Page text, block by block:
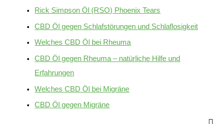
Rick Simpson Öl (RSO) Phoenix Tears
CBD Öl gegen Schlafstörungen und Schlaflosigkeit
Welches CBD Öl bei Rheuma
CBD Öl gegen Rheuma – natürliche Hilfe und
Erfahrungen
Welches CBD Öl bei Migräne
CBD Öl gegen Migräne